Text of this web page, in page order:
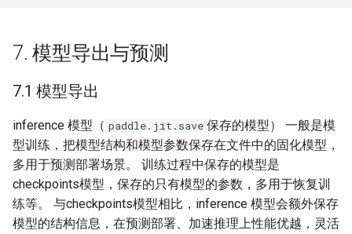
7. 模型导出与预测
7.1 模型导出
inference 模型（ paddle.jit.save 保存的模型） 一般是模
型训练，把模型结构和模型参数保存在文件中的固化模型，
多用于预测部署场景。 训练过程中保存的模型是
checkpoints模型，保存的只有模型的参数，多用于恢复训
练等。 与checkpoints模型相比，inference 模型会额外保存
模型的结构信息，在预测部署、加速推理上性能优越，灵活